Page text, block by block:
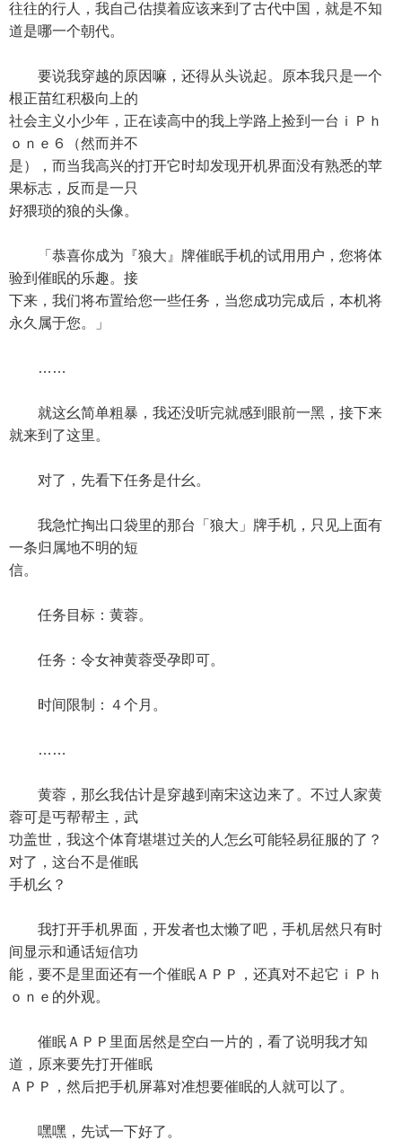
往往的行人，我自己估摸着应该来到了古代中国，就是不知
道是哪一个朝代。
要说我穿越的原因嘛，还得从头说起。原本我只是一个
根正苗红积极向上的
社会主义小少年，正在读高中的我上学路上捡到一台ｉＰｈ
ｏｎｅ６（然而并不
是），而当我高兴的打开它时却发现开机界面没有熟悉的苹
果标志，反而是一只
好猥琐的狼的头像。
「恭喜你成为『狼大』牌催眠手机的试用用户，您将体
验到催眠的乐趣。接
下来，我们将布置给您一些任务，当您成功完成后，本机将
永久属于您。」
……
就这幺简单粗暴，我还没听完就感到眼前一黑，接下来
就来到了这里。
对了，先看下任务是什幺。
我急忙掏出口袋里的那台「狼大」牌手机，只见上面有
一条归属地不明的短
信。
任务目标：黄蓉。
任务：令女神黄蓉受孕即可。
时间限制：４个月。
……
黄蓉，那幺我估计是穿越到南宋这边来了。不过人家黄
蓉可是丐帮帮主，武
功盖世，我这个体育堪堪过关的人怎幺可能轻易征服的了？
对了，这台不是催眠
手机幺？
我打开手机界面，开发者也太懒了吧，手机居然只有时
间显示和通话短信功
能，要不是里面还有一个催眠ＡＰＰ，还真对不起它ｉＰｈ
ｏｎｅ的外观。
催眠ＡＰＰ里面居然是空白一片的，看了说明我才知
道，原来要先打开催眠
ＡＰＰ，然后把手机屏幕对准想要催眠的人就可以了。
嘿嘿，先试一下好了。